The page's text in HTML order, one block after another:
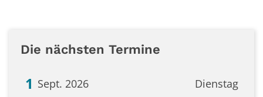
Die nächsten Termine
Dienstag
1 Sept. 2026